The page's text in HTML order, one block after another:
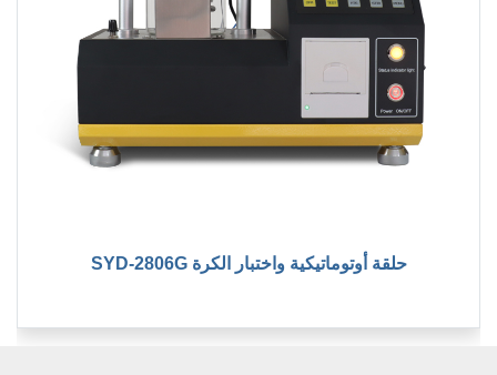
SYD-2806G حلقة أوتوماتيكية واختبار الكرة